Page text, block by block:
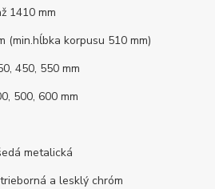
1410 mm
korpusu 510 mm)
450, 550 mm
500, 600 mm
metalická
a lesklý chróm